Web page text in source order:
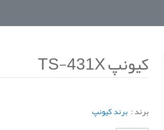
کیونپ TS-431X
برند : برند کیونپ